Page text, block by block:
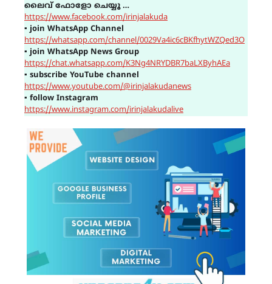
ലൈവ് ഫോളോ ചെയ്യൂ …
https://www.facebook.com/irinjalakuda
▪ join WhatsApp Channel
https://whatsapp.com/channel/0029Va4ic6cBKfhytWZQed3O
▪ join WhatsApp News Group
https://chat.whatsapp.com/K3Ng4NRYDBR7baLXByhAEa
▪ subscribe YouTube channel
https://www.youtube.com/@irinjalakudanews
▪ follow Instagram
https://www.instagram.com/irinjalakudalive